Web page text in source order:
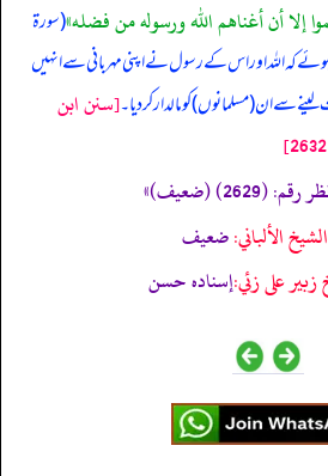
إلا أن أغناهم الله ورسوله من فضله»(سورۃ
کہ اللہ اور اس کے رسول نے اپنی مہربانی سے انہیں
سے ان (مسلمانوں) کو مالدار کر دیا۔[سنن ابن
(2629) (ضعیف)»
الألباني:ضعيف
زبير على زئي:إسناده حسن